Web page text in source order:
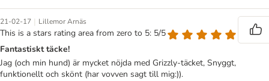
21-02-17 | Lillemor Arnäs
This is a stars rating area from zero to 5: 5/5
Fantastiskt täcke!
Jag (och min hund) är mycket nöjda med Grizzly-täcket, Snyggt,
funktionellt och skönt (har vovven sagt till mig:)).